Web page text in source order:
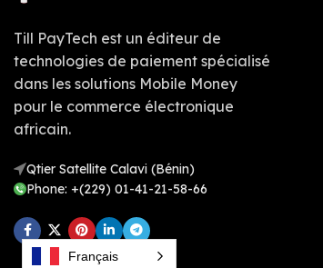
Till PayTech est un éditeur de
technologies de paiement spécialisé
dans les solutions Mobile Money
pour le commerce électronique
africain.
Qtier Satellite Calavi (Bénin)
Phone: +(229) 01-41-21-58-66
Français